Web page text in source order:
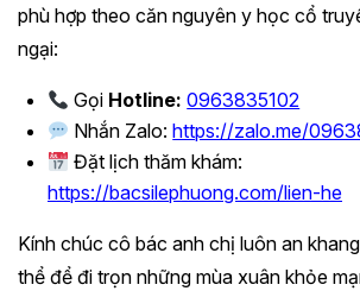
phù hợp theo căn nguyên y học cổ
ngại:
Gọi Hotline: 0963835102
Nhắn Zalo:https://zalo.me/
Đặt lịch thăm khám:
https://bacsilephuong.com/lien-he
Kính chúc cô bác anh chị luôn an
thể để đi trọn những mùa xuân khỏe